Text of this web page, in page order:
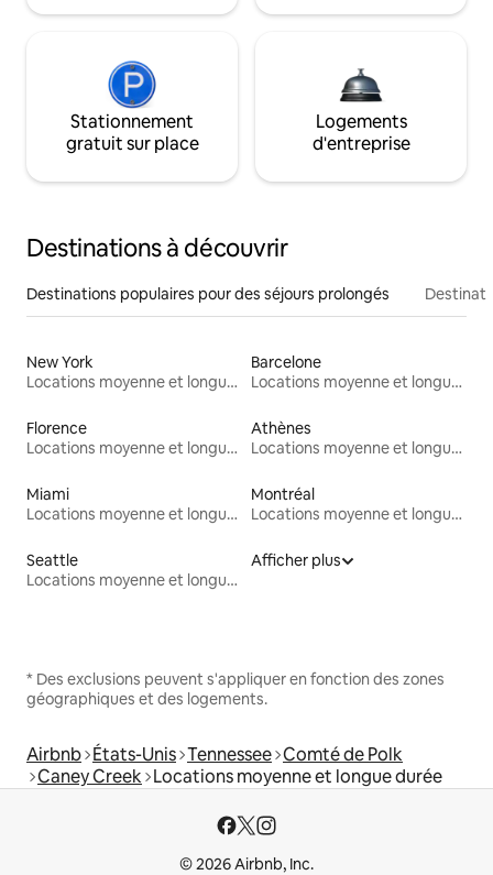
Stationnement
gratuit sur place
Logements
d'entreprise
Destinations à découvrir
Destinations populaires pour des séjours prolongés
New York
Locations moyenne et longue durée
Barcelone
Locations moyenne et longue durée
Florence
Locations moyenne et longue durée
Athènes
Locations moyenne et longue durée
Miami
Locations moyenne et longue durée
Montréal
Locations moyenne et longue durée
Seattle
Locations moyenne et longue durée
Afficher plus
* Des exclusions peuvent s'appliquer en fonction des zones
géographiques et des logements.
Airbnb États-Unis Tennessee Comté de Polk
Caney Creek Locations moyenne et longue durée
© 2026 Airbnb, Inc.